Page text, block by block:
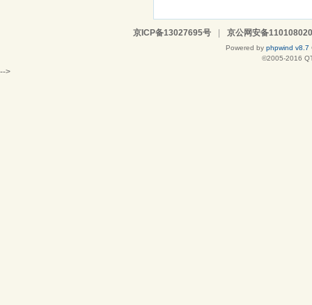
京ICP备13027695号 | 京公网安备
Powered by phpwind v8.7
©2005-2016
-->